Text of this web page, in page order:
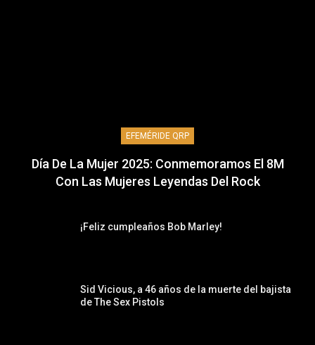
EFEMÉRIDE QRP
Día De La Mujer 2025: Conmemoramos El 8M
Con Las Mujeres Leyendas Del Rock
¡Feliz cumpleaños Bob Marley!
Sid Vicious, a 46 años de la muerte del bajista
de The Sex Pistols